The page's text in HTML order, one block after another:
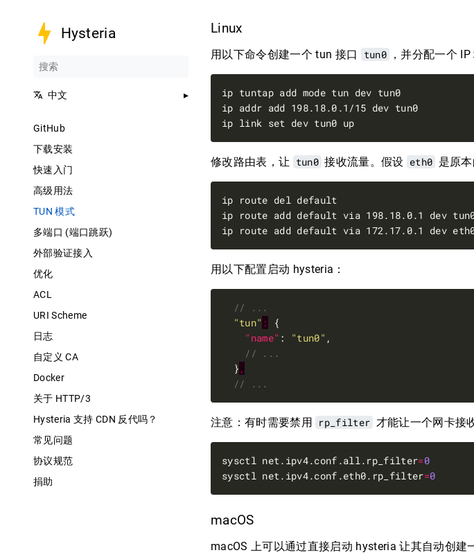
Hysteria
中文
GitHub
下载安装
快速入门
高级用法
TUN 模式
多端口 (端口跳跃)
外部验证接入
优化
ACL
URI Scheme
日志
自定义 CA
Docker
关于 HTTP/3
Hysteria 支持 CDN 反代吗？
常见问题
协议规范
捐助
Linux
用以下命令创建一个 tun 接口 tun0 ，并分配一个 IP
修改路由表，让 tun0 接收流量。假设 eth0 是原
ip route add default via 198.18.0.1 dev
ip route add default via 172.17.0.1 dev
用以下配置启动 hysteria：
"tun" :
"name" : "tun0"
  }
,
注意：有时需要禁用 rp_filter 才能让一个网卡接
sysctl net.ipv4.conf.all.rp_filter=0
sysctl net.ipv4.conf.eth0.rp_filter=0
macOS
macOS 上可以通过直接启动 hysteria 让其自动创建